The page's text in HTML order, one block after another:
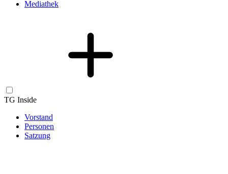
Mediathek
TG Inside
Vorstand
Personen
Satzung